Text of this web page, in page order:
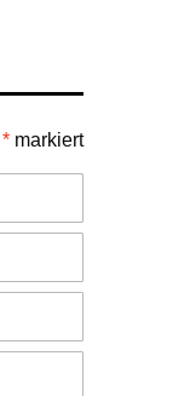
* markiert